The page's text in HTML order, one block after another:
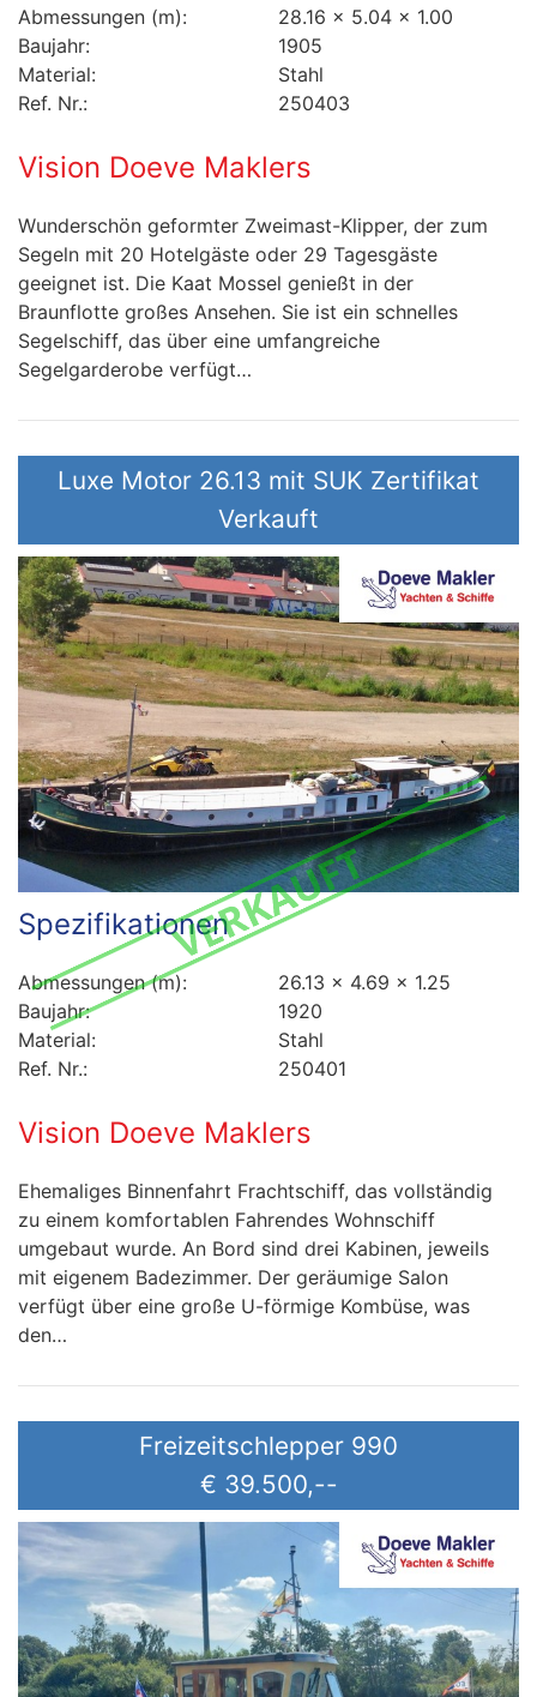
Abmessungen (m):
28.16 x 5.04 x 1.00
Baujahr:
1905
Material:
Stahl
Ref. Nr.:
250403
Vision Doeve Maklers
Wunderschön geformter Zweimast-Klipper, der zum
Segeln mit 20 Hotelgäste oder 29 Tagesgäste
geeignet ist. Die Kaat Mossel genießt in der
Braunflotte großes Ansehen. Sie ist ein schnelles
Segelschiff, das über eine umfangreiche
Segelgarderobe verfügt…
Luxe Motor 26.13 mit SUK Zertifikat
Verkauft
Spezifikationen
Abmessungen (m):
26.13 x 4.69 x 1.25
Baujahr:
1920
Material:
Stahl
Ref. Nr.:
250401
Vision Doeve Maklers
Ehemaliges Binnenfahrt Frachtschiff, das vollständig
zu einem komfortablen Fahrendes Wohnschiff
umgebaut wurde. An Bord sind drei Kabinen, jeweils
mit eigenem Badezimmer. Der geräumige Salon
verfügt über eine große U-förmige Kombüse, was
den…
Freizeitschlepper 990
€ 39.500,--